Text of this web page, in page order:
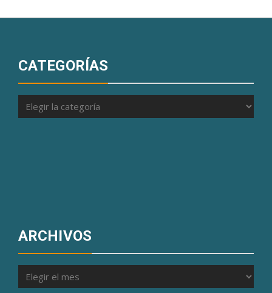
CATEGORÍAS
ARCHIVOS